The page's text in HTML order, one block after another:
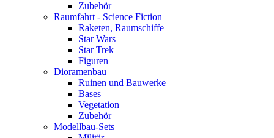
Zubehör
Raumfahrt - Science Fiction
Raketen, Raumschiffe
Star Wars
Star Trek
Figuren
Dioramenbau
Ruinen und Bauwerke
Bases
Vegetation
Zubehör
Modellbau-Sets